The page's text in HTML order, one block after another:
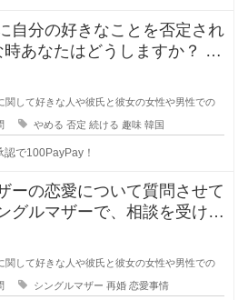
自分の好きなことを否定され
あなたはどうしますか？ 私
、韓
関して好きな人や彼氏と彼女の女性や男性での
やめる 否定 続ける 趣味 韓国
で100PayPay！
ーの恋愛について質問させて
グルマザーで、相談を受けた
おり、皆さんの
関して好きな人や彼氏と彼女の女性や男性での
シングルマザー 再婚 恋愛事情